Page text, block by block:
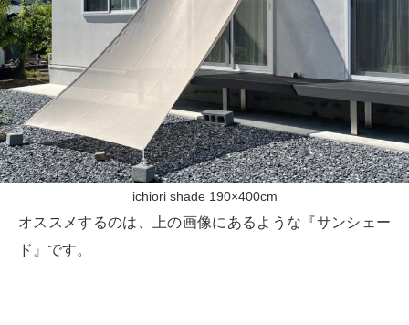
ichiori shade 190×400cm
オススメするのは、上の画像にあるような『サンシェー
ド』です。